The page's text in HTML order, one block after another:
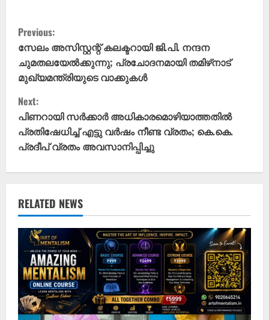
C
o
n
t
i
n
u
e
R
e
a
d
Previous:
സേലം അസിസ്റ്റന്റ് കലക്ടറായി ജി.പി. നന്ദന
ചുമതലയേൽക്കുന്നു; പ്രചോദനമായി തമിഴ്‌നാട്
മുഖ്യമന്ത്രിയുടെ വാക്കുകൾ
Next:
പിണറായി സർക്കാർ അധികാരമൊഴിയാത്തതിൽ
പ്രതിഷേധിച്ച് എട്ടു വർഷം നീണ്ട വ്രതം; കെ.കെ.
പ്രദീപ് വ്രതം അവസാനിപ്പിച്ചു
RELATED NEWS